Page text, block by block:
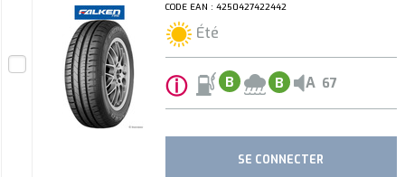
CODE EAN : 4250427422442
Été
ⓘ B B A 67
SE CONNECTER